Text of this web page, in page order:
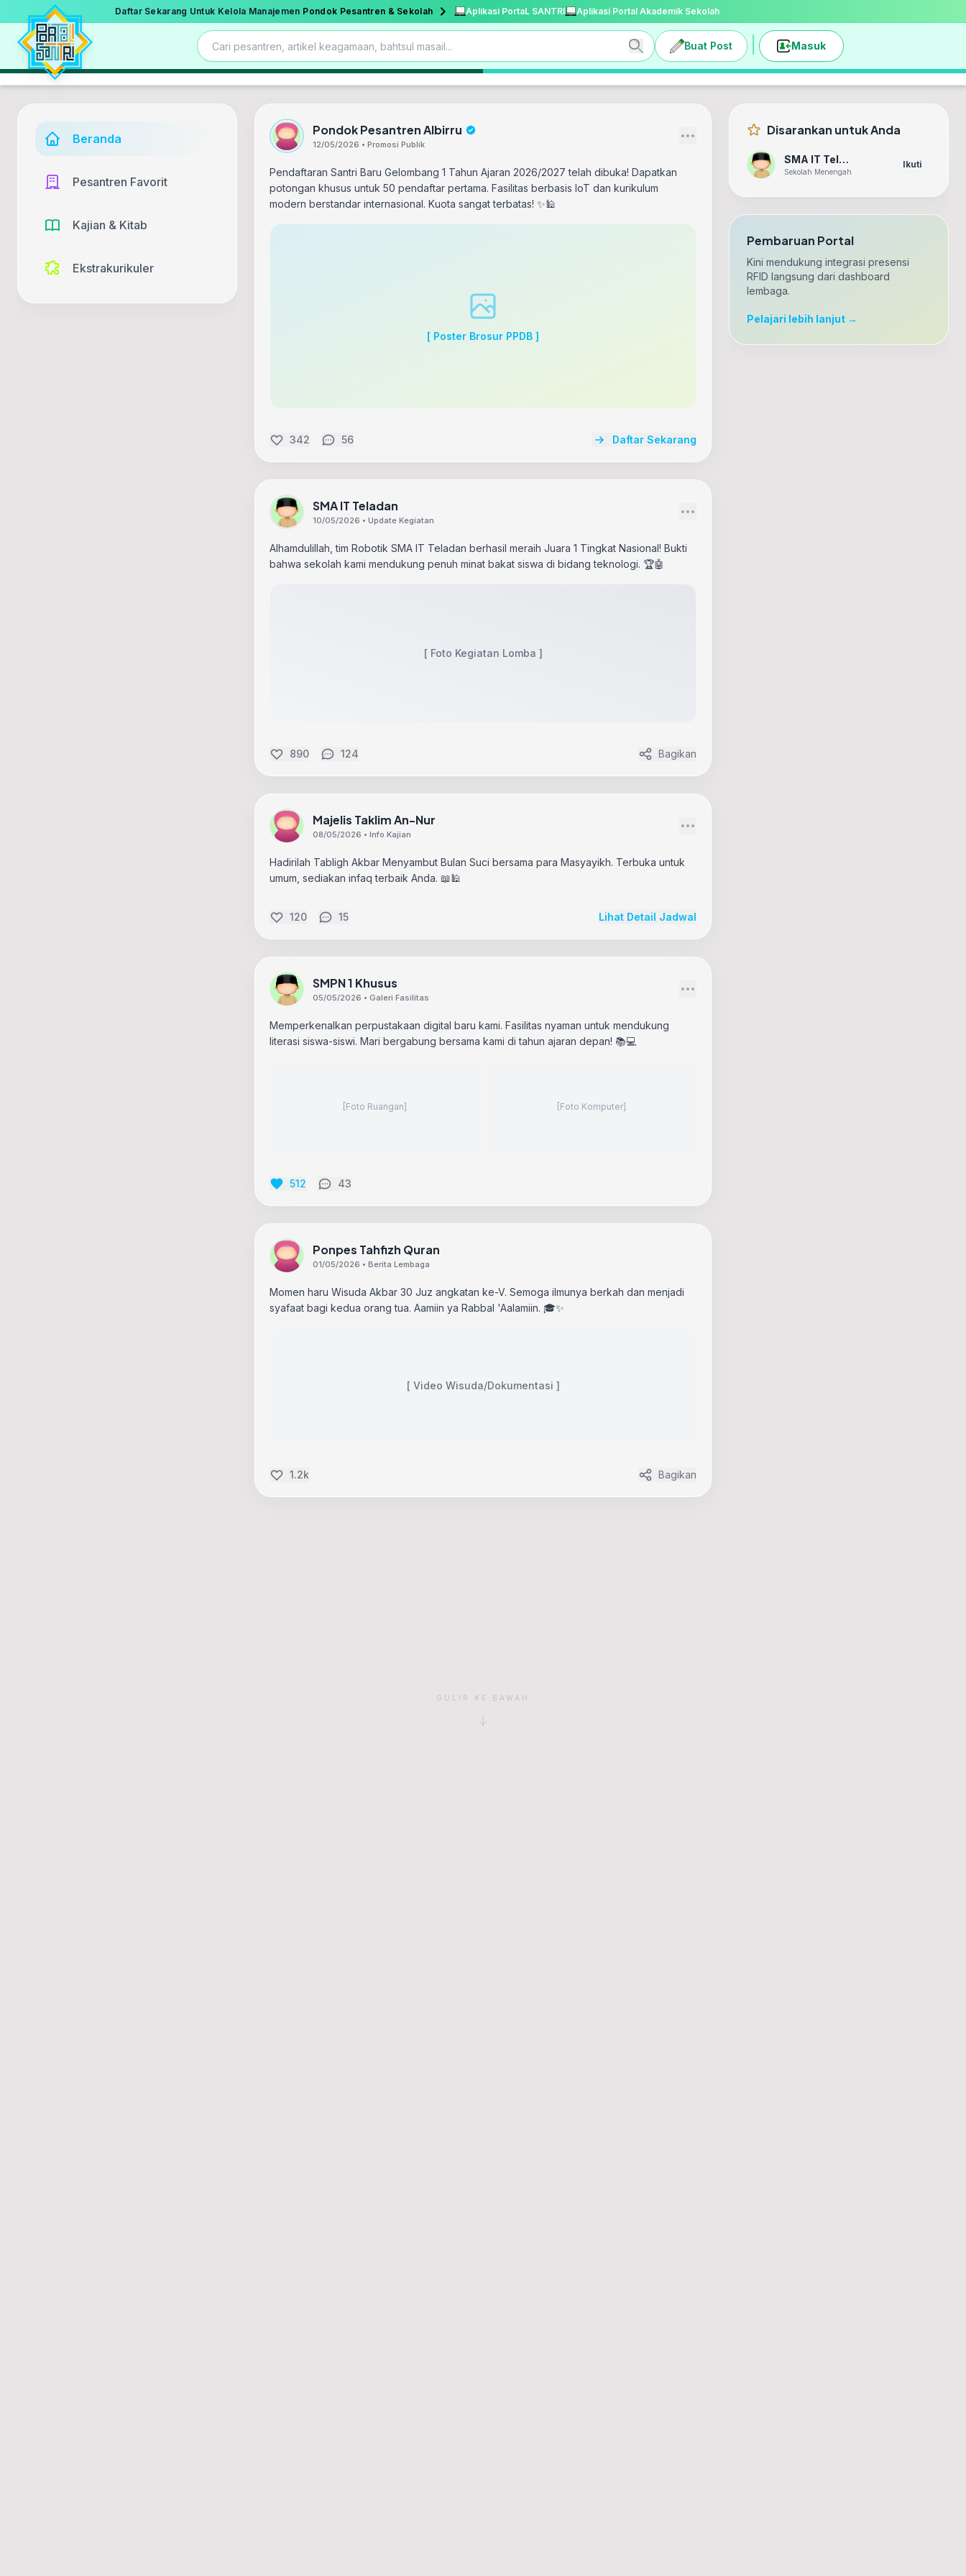
Daftar Sekarang Untuk Kelola Manajemen Pondok Pesantren & Sekolah Aplikasi PortaL SANTRI Aplikasi Portal Akademik Sekolah
Buat Post Masuk
Beranda
Pesantren Favorit
Kajian & Kitab
Ekstrakurikuler
Pondok Pesantren Albirru
12/05/2026 • Promosi Publik
Pendaftaran Santri Baru Gelombang 1 Tahun Ajaran 2026/2027 telah dibuka! Dapatkan
potongan khusus untuk 50 pendaftar pertama. Fasilitas berbasis IoT dan kurikulum
modern berstandar internasional. Kuota sangat terbatas! ✨🕌
[ Poster Brosur PPDB ]
342 56 Daftar Sekarang
SMA IT Teladan
10/05/2026 • Update Kegiatan
Alhamdulillah, tim Robotik SMA IT Teladan berhasil meraih Juara 1 Tingkat Nasional! Bukti
bahwa sekolah kami mendukung penuh minat bakat siswa di bidang teknologi. 🏆🤖
[ Foto Kegiatan Lomba ]
890 124 Bagikan
Majelis Taklim An-Nur
08/05/2026 • Info Kajian
Hadirilah Tabligh Akbar Menyambut Bulan Suci bersama para Masyayikh. Terbuka untuk
umum, sediakan infaq terbaik Anda. 📖🕌
120 15 Lihat Detail Jadwal
SMPN 1 Khusus
05/05/2026 • Galeri Fasilitas
Memperkenalkan perpustakaan digital baru kami. Fasilitas nyaman untuk mendukung
literasi siswa-siswi. Mari bergabung bersama kami di tahun ajaran depan! 📚💻
[Foto Ruangan] [Foto Komputer]
512 43
Ponpes Tahfizh Quran
01/05/2026 • Berita Lembaga
Momen haru Wisuda Akbar 30 Juz angkatan ke-V. Semoga ilmunya berkah dan menjadi
syafaat bagi kedua orang tua. Aamiin ya Rabbal 'Aalamiin. 🎓✨
[ Video Wisuda/Dokumentasi ]
1.2k Bagikan
Disarankan untuk Anda
SMA IT Teladan
Sekolah Menengah
Ikuti
Pembaruan Portal
Kini mendukung integrasi presensi
RFID langsung dari dashboard
lembaga.
Pelajari lebih lanjut →
GULIR KE BAWAH